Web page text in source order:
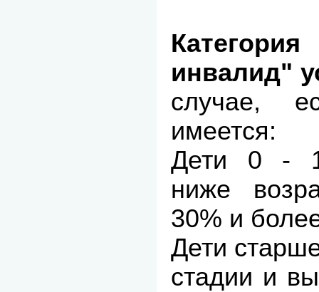
инвалид"
случае,
имеется:
Дети 0 -
ниже
30% и
Дети
стадии и